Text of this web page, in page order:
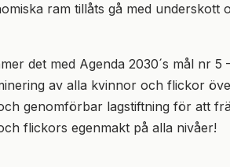
ram tillåts gå med underskott
det med Agenda 2030´s mål nr 5
av alla kvinnor och flickor
genomförbar lagstiftning för att
flickors egenmakt på alla nivåer!